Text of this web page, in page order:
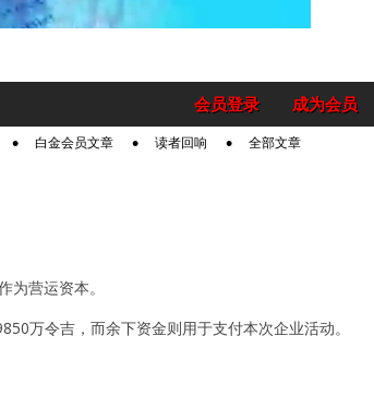
成为会员
会员登录
白金会员文章 读者回响 全部文章
营运资本。
万令吉，而余下资金则用于支付本次企业活动。